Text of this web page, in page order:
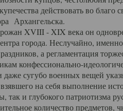
действовать во благо
Архангельска.
XVIII - XIX века он
города. Неслучайно,
а регламентация
конфессионально-
сугубо военных вещей
на себя выполнение
так и глубокого патриотизма
количество предметов,